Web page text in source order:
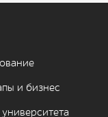
и бизнес